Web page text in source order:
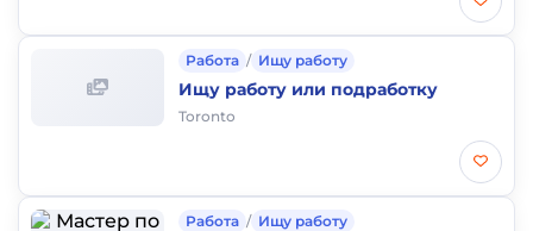
Работа / Ищу работу
Ищу работу или подработку
Toronto
Работа / Ищу работу